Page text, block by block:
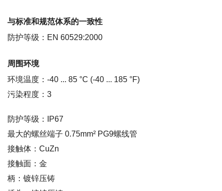
与标准和规范体系的一致性
防护等级：EN 60529:2000
周围环境
环境温度：-40 ... 85 °C (-40 ... 185 °F)
污染程度：3
防护等级：IP67
最大的螺丝端子 0.75mm² PG9螺线管
接触体：CuZn
接触面：金
柄：镀锌压铸